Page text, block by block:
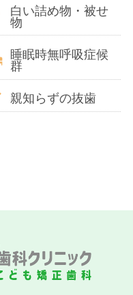
白い詰め物・被せ
物
睡眠時無呼吸症候
群
親知らずの抜歯